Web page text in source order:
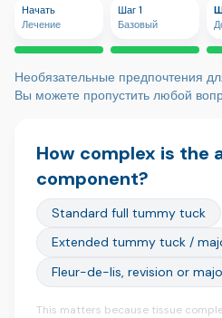
Начать
Лечение
Шаг 1
Базовый
Необязательные предпочтения
Вы можете пропустить любой
How complex is the
component?
Standard full tummy tuck
Extended tummy tuck /
Fleur-de-lis, revision or
This matters because tissue